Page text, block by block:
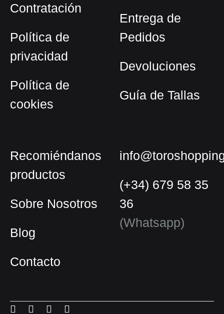
Contratación
Política de
privacidad
Política de
cookies
Entrega de
Pedidos
Devoluciones
Guía de Tallas
Recomiéndanos
productos
Sobre Nosotros
Blog
Contacto
(+34) 679 58 35
36
(Whatsapp)
Menu Menu Menu
Español